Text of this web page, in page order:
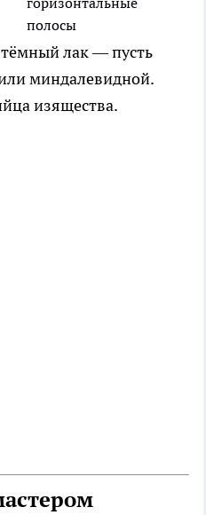
полосы
лак — пусть
миндалевидной.
изящества.